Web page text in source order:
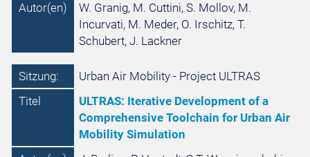
Autor(en)
W. Granig, M. Cuttini, S. Mollov, M.
Incurvati, M. Meder, O. Irschitz, T.
Schubert, J. Lackner
Sitzung:
Urban Air Mobility - Project ULTRAS
Titel
ULTRAS: Iterative Development of a
Comprehensive Toolchain for Urban Air
Mobility Simulation